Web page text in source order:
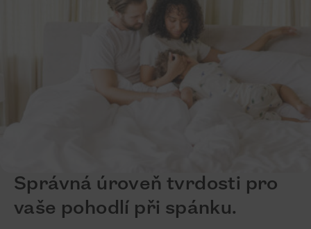
Správná úroveň tvrdosti pro
vaše pohodlí při spánku.